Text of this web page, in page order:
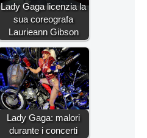
Lady Gaga licenzia la
sua coreografa
Laurieann Gibson
Lady Gaga: malori
durante i concerti